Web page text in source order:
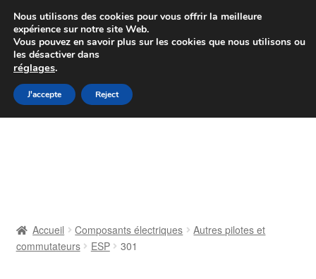
Colissimo livraison à partir de 7 EUR
Du lundi au vendredi de 9 h à 16 h
Aller
à
Aller
au
Contact
Accueil Composants électriques
Autres pilotes et
commutateurs
ESP 301
Nous utilisons des cookies pour vous offrir la meilleure
expérience sur notre site Web.
Vous pouvez en savoir plus sur les cookies que nous utilisons ou
les désactiver dans
réglages.
J'accepte Reject